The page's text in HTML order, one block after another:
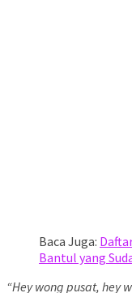
Baca Juga:
Bantul yang
“Hey wong pusat,